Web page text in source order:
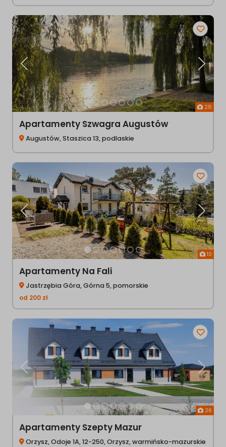
28
Poprzednia
Apartamenty Szwagra Augustów
Augustów, Staszica 13, podlaskie
10
Poprzednia
Apartamenty Na Fali
Jastrzębia Góra, Górna 5, pomorskie
od 200 zł
26
Poprzednia
Apartamenty Szepty Mazur
Orzysz, Odoje 1A, 12-250, Orzysz, warmińsko-mazurskie